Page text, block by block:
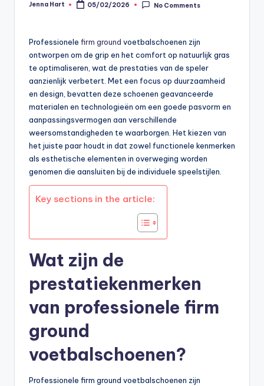
Posted
Jenna Hart 05/02/2026 No Comments
Professionele firm ground voetbalschoenen zijn
ontworpen om de grip en het comfort op natuurlijk gras
te optimaliseren, wat de prestaties van de speler
aanzienlijk verbetert. Met een focus op duurzaamheid
en design, bevatten deze schoenen geavanceerde
materialen en technologieën om een goede pasvorm en
aanpassingsvermogen aan verschillende
weersomstandigheden te waarborgen. Het kiezen van
het juiste paar houdt in dat zowel functionele kenmerken
als esthetische elementen in overweging worden
genomen die aansluiten bij de individuele speelstijlen.
Key sections in the article:
Wat zijn de
prestatiekenmerken
van professionele firm
ground
voetbalschoenen?
Professionele firm ground voetbalschoenen zijn